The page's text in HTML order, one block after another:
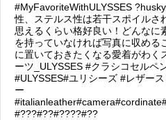
#MyFavoriteWithULYSSES
性、ステルス性は若干スポイルさ
思えるくらい格好良い！どんなに
を持っていなければ写真に収め
に置いておきたくなる愛着がわく
ーツ_ULYSSES #クラシコセルペ
#ULYSSES#ユリシーズ #レザー
ー
#???#??#????#??